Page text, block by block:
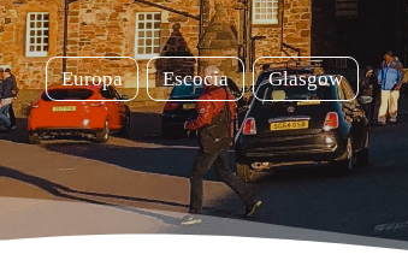
Europa Escocia Glasgow